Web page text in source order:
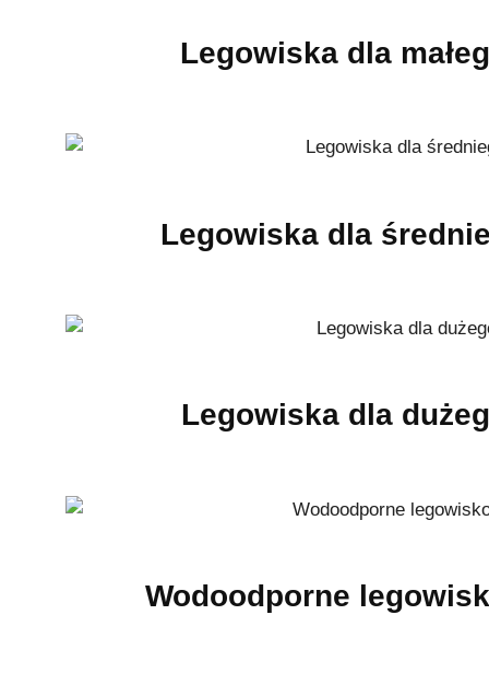
Legowiska dla
Legowiska dla
Legowiska dla
Wodoodporne